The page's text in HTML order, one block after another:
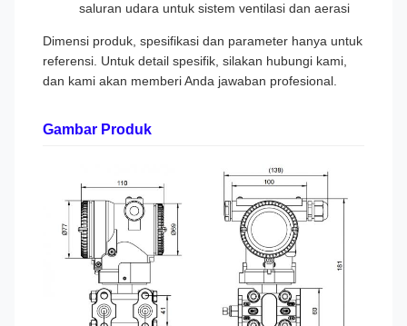
saluran udara untuk sistem ventilasi dan aerasi
Dimensi produk, spesifikasi dan parameter hanya untuk
referensi. Untuk detail spesifik, silakan hubungi kami,
dan kami akan memberi Anda jawaban profesional.
Gambar Produk